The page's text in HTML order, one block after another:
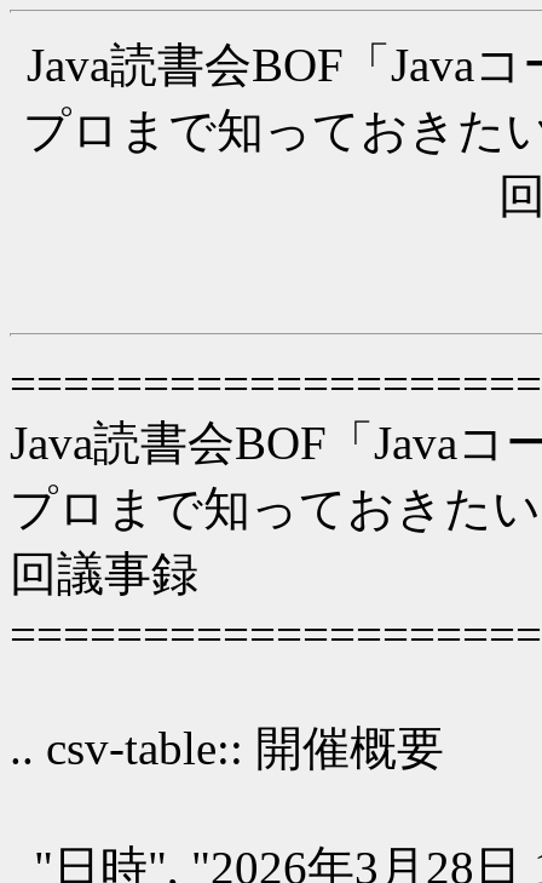
Java読書会BOF「Java
プロまで知っておきた
Java読書会BOF「Java
プロまで知っておきた
回議事録
.. csv-table:: 開催概要
"日時", "2026年3月28日